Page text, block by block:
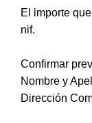
El importe
nif.
Confirmar
Nombre y
Dirección